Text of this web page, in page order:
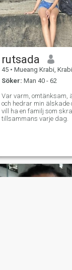
rutsada
45 • Mueang Krabi, Krabi,
Söker: Man 40 - 62
Var varm, omtänksam,
och hedrar min älskade
vill ha en familj som
tillsammans varje dag.